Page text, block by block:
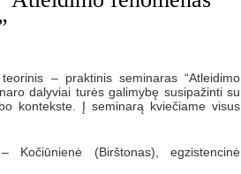
– praktinis seminaras “Atleidimo
dalyviai turės galimybę susipažinti su
kontekste. Į seminarą kviečiame visus
(Birštonas), egzistencinė